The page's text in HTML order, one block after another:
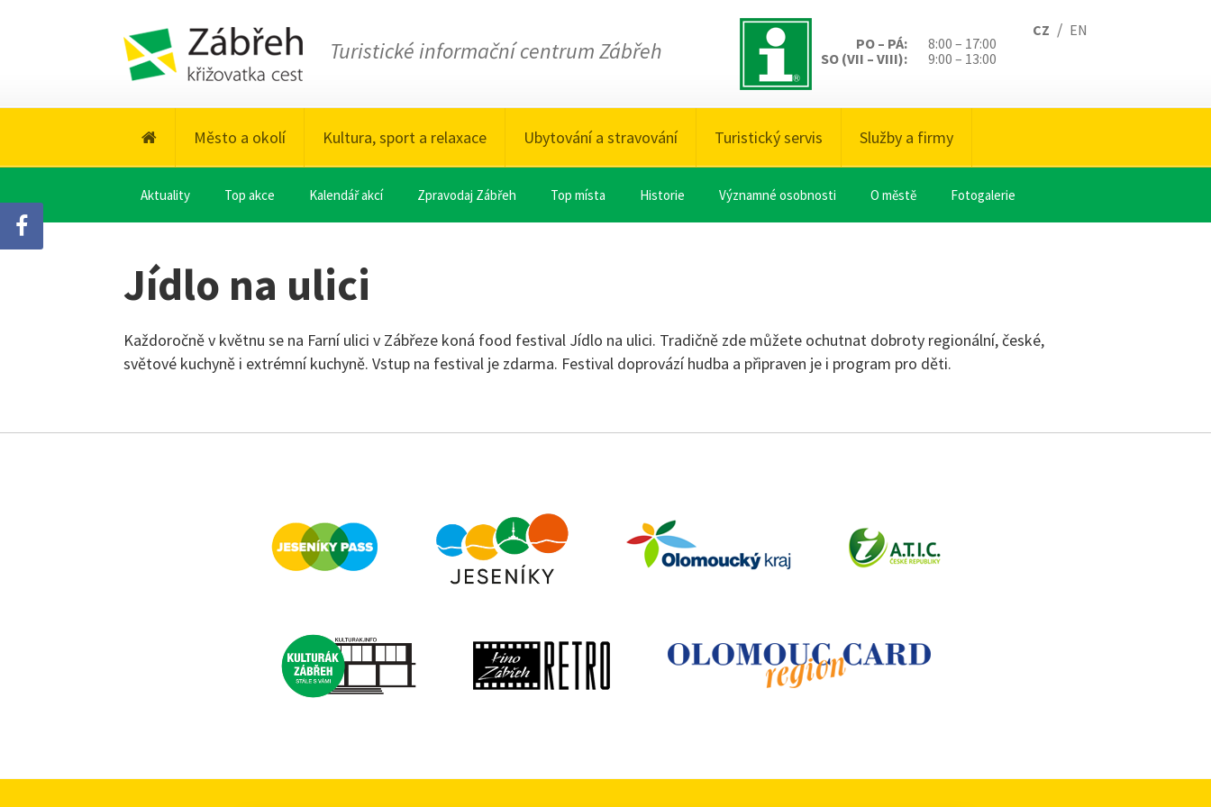
Turistické informační centrum Zábřeh
CZ / EN
PO – PÁ:
8:00 – 17:00
SO (VII – VIII):
9:00 – 13:00
Město a okolí Kultura, sport a relaxace Ubytování a stravování Turistický servis Služby a firmy
Aktuality Top akce Kalendář akcí Zpravodaj Zábřeh Top místa Historie Významné osobnosti O městě Fotogalerie
Jídlo na ulici
Každoročně v květnu se na Farní ulici v Zábřeze koná food festival Jídlo na ulici. Tradičně zde můžete ochutnat dobroty regionální, české,
světové kuchyně i extrémní kuchyně. Vstup na festival je zdarma. Festival doprovází hudba a připraven je i program pro děti.